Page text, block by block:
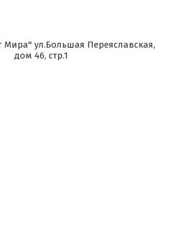
Мира" ул.Большая Переяславская,
дом 46, стр.1